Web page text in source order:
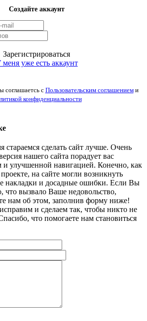
Создайте аккаунт
Зарегистрироваться
меня уже есть аккаунт
соглашаетсь с Пользовательским соглашениеми
конфиденциальности
стараемся сделать сайт лучше. Очень
нашего сайта порадует вас
и улучшенной навигацией. Конечно, как
на сайте могли возникнуть
накладки и досадные ошибки. Если Вы
что вызвало Ваше недовольство,
нам об этом, заполнив форму ниже!
и сделаем так, чтобы никто не
что помогаете нам становиться